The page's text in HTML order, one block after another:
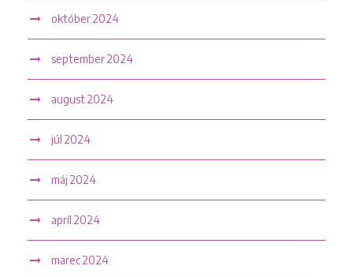
október 2024
september 2024
august 2024
júl 2024
máj 2024
apríl 2024
marec 2024